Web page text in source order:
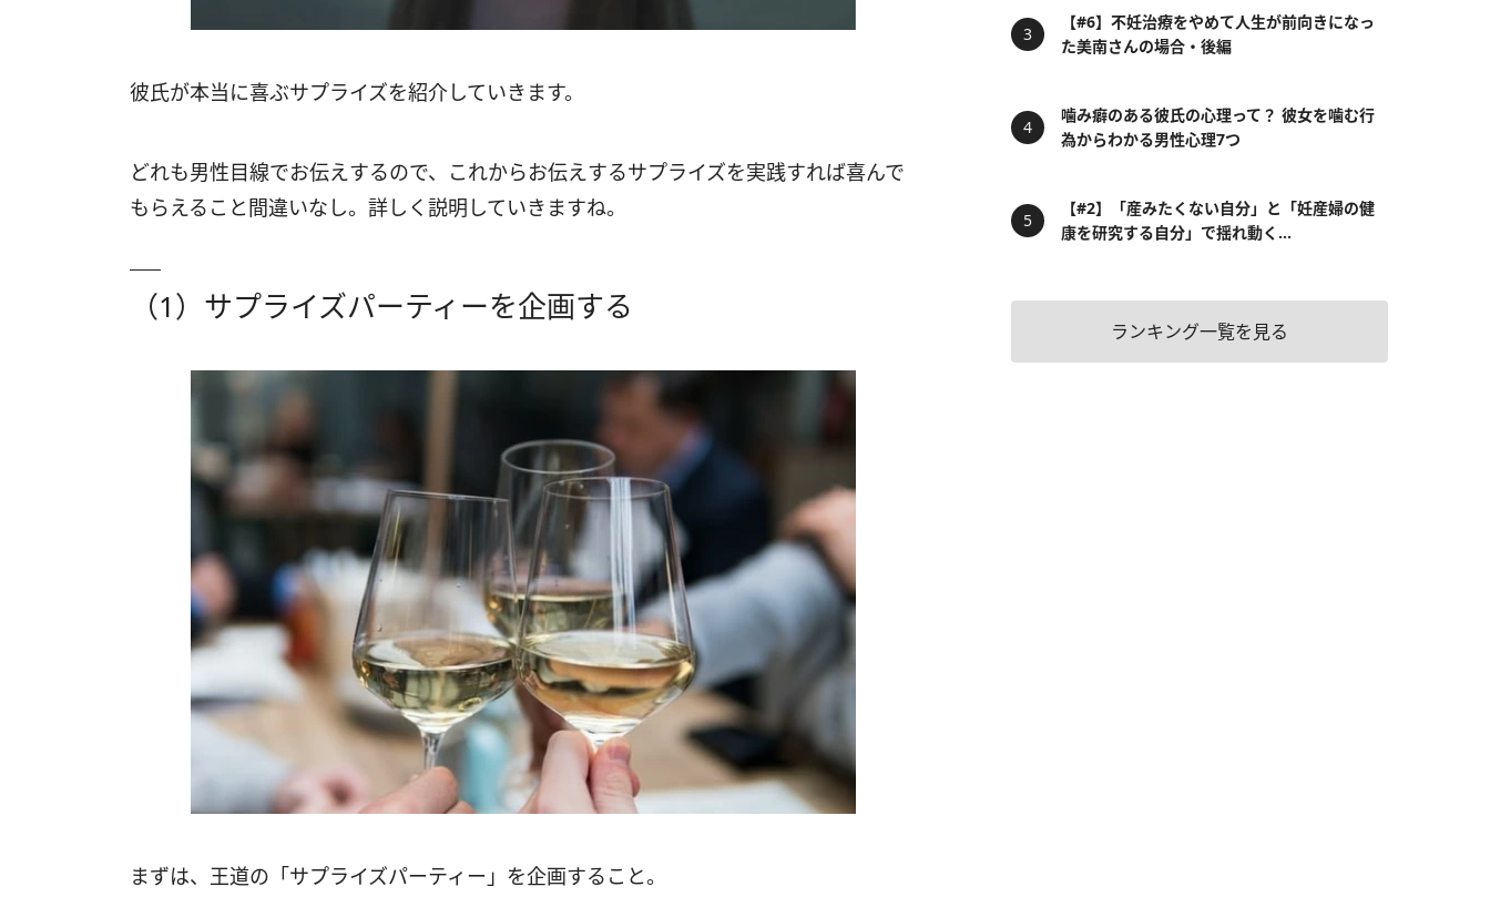
彼氏が本当に喜ぶサプライズを紹介していきます。
どれも男性目線でお伝えするので、これからお伝えするサプライズを実践すれば喜んで
もらえること間違いなし。詳しく説明していきますね。
（1）サプライズパーティーを企画する
まずは、王道の「サプライズパーティー」を企画すること。
【#6】不妊治療をやめて人生が前向きになっ
た美南さんの場合・後編
噛み癖のある彼氏の心理って？ 彼女を噛む行
為からわかる男性心理7つ
【#2】「産みたくない自分」と「妊産婦の健
康を研究する自分」で揺れ動く...
ランキング一覧を見る